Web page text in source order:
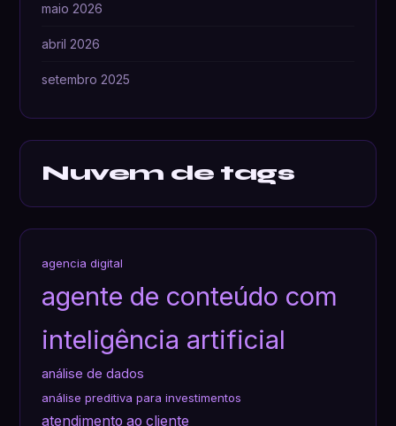
maio 2026
abril 2026
setembro 2025
Nuvem de tags
agencia digital
agente de conteúdo com
inteligência artificial
análise de dados
análise preditiva para investimentos
atendimento ao cliente